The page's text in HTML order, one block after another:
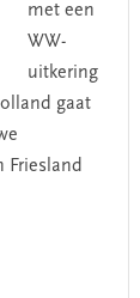
met een
WW-
uitkering
gaat
Friesland